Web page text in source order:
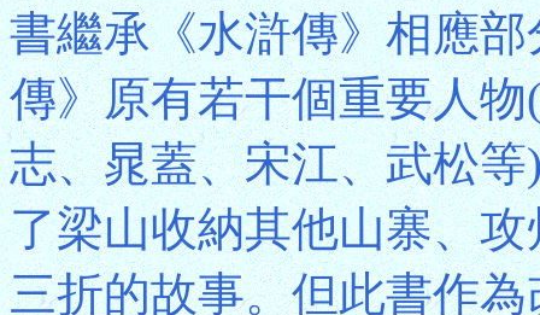
書繼承《水滸傳》相應
傳》原有若干個重要人
志、晁蓋、宋江、武松
了梁山收納其他山寨、
三折的故事。但此書作